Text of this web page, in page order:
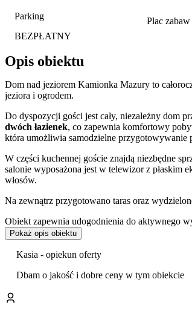
Parking
BEZPŁATNY
Plac zabaw
Opis obiektu
Dom nad jeziorem Kamionka Mazury to
jeziora i ogrodem.
Do dyspozycji gości jest cały, niezależny dom
dwóch łazienek, co zapewnia komfortowy
która umożliwia samodzielne przygotowywanie
W części kuchennej goście znajdą niezbędne
salonie wyposażona jest w telewizor z płaskim
włosów.
Na zewnątrz przygotowano taras oraz
Obiekt zapewnia udogodnienia do aktywnego
jeziorem sprzyja uprawianiu sportów wodnych i
oferując liczne trasy spacerowe.
podgrzania posiłków dla niemowląt.
Obiekt stanowi dobrą bazę wypadową do
Sanktuarium Maryjnego w Świętej Lipce.
Pokaż opis obiektu
Kasia - opiekun oferty
Dbam o jakość i dobre ceny w tym obiekcie